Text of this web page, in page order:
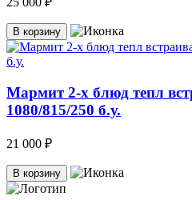
В корзину
Мармит 2-х блюд тепл
1080/815/250 б.у.
21 000 ₽
В корзину